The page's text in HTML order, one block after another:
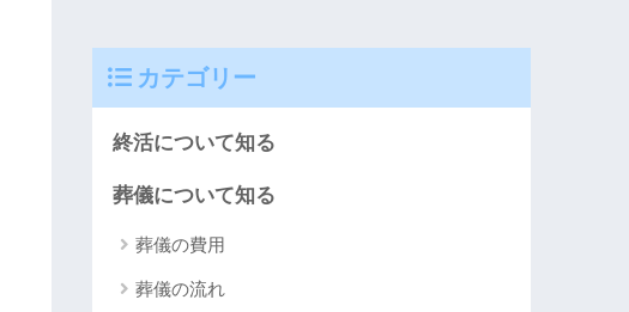
カテゴリー
終活について知る
葬儀について知る
葬儀の費用
葬儀の流れ